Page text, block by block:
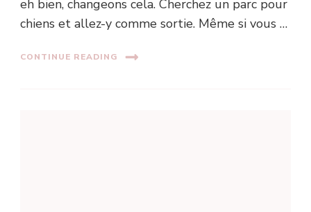
eh bien, changeons cela. Cherchez un parc pour
chiens et allez-y comme sortie. Même si vous …
CONTINUE READING